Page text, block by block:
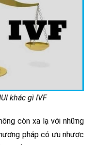
khác gì IVF
còn xa lạ với những
pháp có ưu nhược